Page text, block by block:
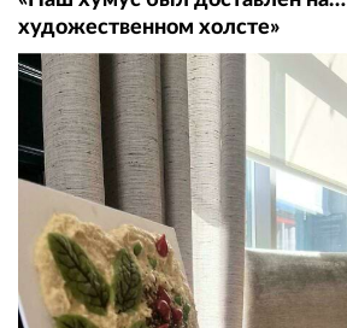
художественном холсте»